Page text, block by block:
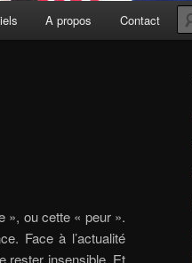
A propos Contact
», ou cette « peur ».
Face à l’actualité
rester insensible. Et